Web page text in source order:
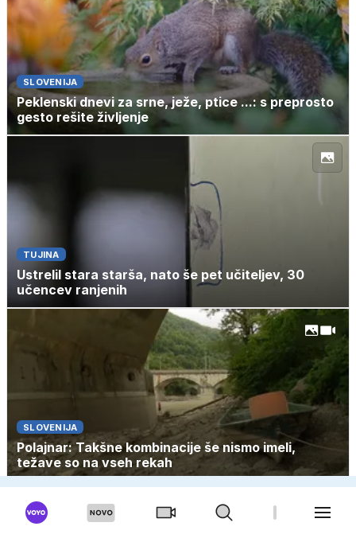
SLOVENIJA
Peklenski dnevi za srne, ježe, ptice ...: s preprosto
gesto rešite življenje
TUJINA
Ustrelil stara starša, nato še pet učiteljev, 30
učencev ranjenih
SLOVENIJA
Polajnar: Takšne kombinacije še nismo imeli,
težave so na vseh rekah
NAJBOLJ BRANO